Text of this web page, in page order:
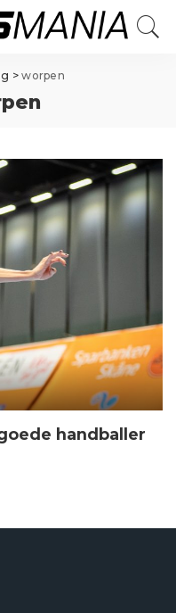
>worpen
handballer